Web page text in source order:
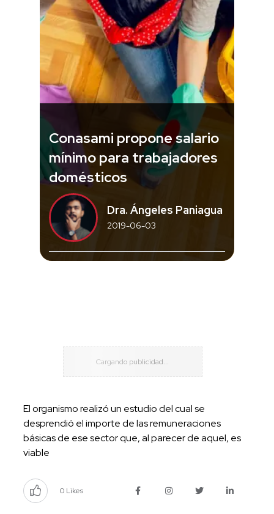
Conasami propone salario
mínimo para trabajadores
domésticos
Dra. Ángeles Paniagua
2019-06-03
El organismo realizó un estudio del cual se
desprendió el importe de las remuneraciones
básicas de ese sector que, al parecer de aquel, es
viable
0 Likes